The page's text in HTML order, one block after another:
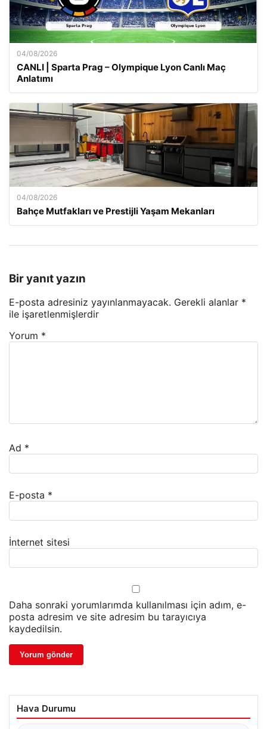
04/08/2026
CANLI | Sparta Prag – Olympique Lyon Canlı Maç
Anlatımı
04/08/2026
Bahçe Mutfakları ve Prestijli Yaşam Mekanları
Bir yanıt yazın
E-posta adresiniz yayınlanmayacak. Gerekli alanlar *
ile işaretlenmişlerdir
Yorum *
Ad *
E-posta *
İnternet sitesi
Daha sonraki yorumlarımda kullanılması için adım, e-
posta adresim ve site adresim bu tarayıcıya
kaydedilsin.
Hava Durumu